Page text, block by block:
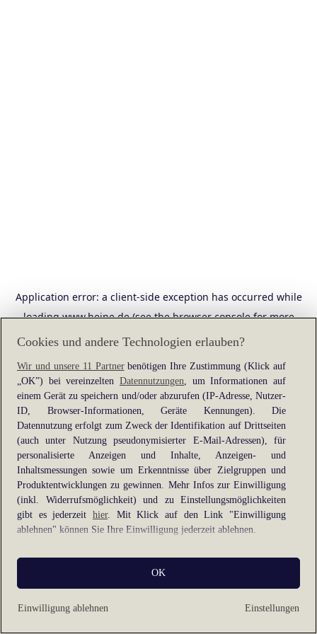
Application error: a client-side exception has occurred while
loadingwww.heine.de(see the browser consolefor more
information).
Cookies und andere Technologien erlauben?
Wir und unsere 11 Partnerbenötigen Ihre Zustimmung (Klick auf
„OK”) bei vereinzelten Datennutzungen, um Informationen auf
einem Gerät zu speichern und/oder abzurufen (IP-Adresse, Nutzer-
ID, Browser-Informationen, Geräte Kennungen). Die
Datennutzung erfolgt zum Zweck der Identifikation auf Drittseiten
(auch unter Nutzung pseudonymisierter E-Mail-Adressen), für
personalisierte Anzeigen und Inhalte, Anzeigen- und
Inhaltsmessungen sowie um Erkenntnisse über Zielgruppen und
Produktentwicklungen zu gewinnen. Mehr Infos zur Einwilligung
(inkl. Widerrufsmöglichkeit) und zu Einstellungsmöglichkeiten
gibt es jederzeit hier. Mit Klick auf den Link "Einwilligung
ablehnen" können Sie Ihre Einwilligung jederzeit ablehnen.
Sie können Ihre Einwilligung auch jederzeit grundlos mit Wirkung
für die Zukunft widerrufen, indem Sie z. B. auf den Button
"Cookie-Einstellungen" im Footer der Website und "Alle
ablehnen" klicken.
Einstellungen
Einwilligung ablehnen
OK